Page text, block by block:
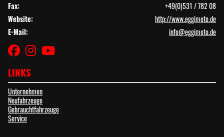
Fax:
+49(0)531 / 782 08
Website:
http://www.eggimoto.de
E-Mail:
info@eggimoto.de
LINKS
Unternehmen
Neufahrzeuge
Gebrauchtfahrzeuge
Service